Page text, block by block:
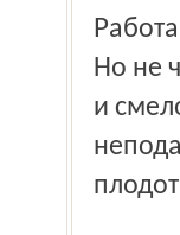
Работа с населением по такой линии хлопотная? Очень.
Но не
и